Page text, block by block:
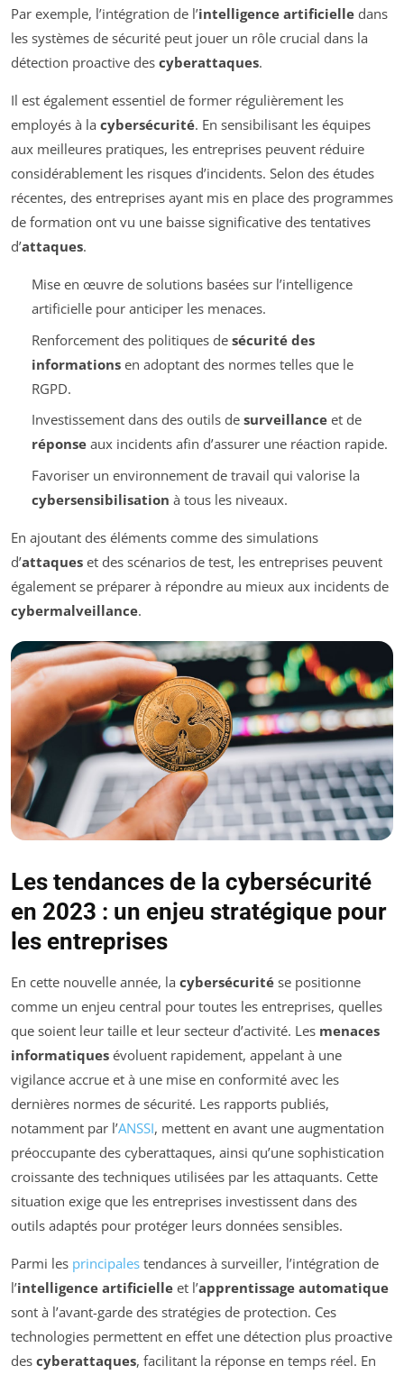
Par exemple, l’intégration de l’intelligence artificielle dans
les systèmes de sécurité peut jouer un rôle crucial dans la
détection proactive des cyberattaques.
Il est également essentiel de former régulièrement les
employés à la cybersécurité. En sensibilisant les équipes
aux meilleures pratiques, les entreprises peuvent réduire
considérablement les risques d’incidents. Selon des études
récentes, des entreprises ayant mis en place des programmes
de formation ont vu une baisse significative des tentatives
d’attaques.
Mise en œuvre de solutions basées sur l’intelligence
artificielle pour anticiper les menaces.
Renforcement des politiques de sécurité des
informationsen adoptant des normes telles que le
RGPD.
Investissement dans des outils de surveillanceet de
réponseaux incidents afin d’assurer une réaction rapide.
Favoriser un environnement de travail qui valorise la
cybersensibilisation à tous les niveaux.
En ajoutant des éléments comme des simulations
d’attaques et des scénarios de test, les entreprises peuvent
également se préparer à répondre au mieux aux incidents de
cybermalveillance.
Les tendances de la cybersécurité
en 2023 : un enjeu stratégique pour
les entreprises
En cette nouvelle année, la cybersécurité se positionne
comme un enjeu central pour toutes les entreprises, quelles
que soient leur taille et leur secteur d’activité. Les menaces
informatiques évoluent rapidement, appelant à une
vigilance accrue et à une mise en conformité avec les
dernières normes de sécurité. Les rapports publiés,
notamment par l’ANSSI, mettent en avant une augmentation
préoccupante des cyberattaques, ainsi qu’une sophistication
croissante des techniques utilisées par les attaquants. Cette
situation exige que les entreprises investissent dans des
outils adaptés pour protéger leurs données sensibles.
Parmi les principales tendances à surveiller, l’intégration de
l’intelligence artificielle et l’apprentissage automatique
sont à l’avant-garde des stratégies de protection. Ces
technologies permettent en effet une détection plus proactive
des cyberattaques, facilitant la réponse en temps réel. En